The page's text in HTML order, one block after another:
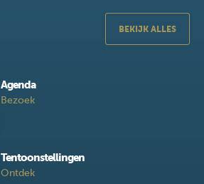
BEKIJK ALLES
Agenda
Bezoek
Tentoonstellingen
Ontdek